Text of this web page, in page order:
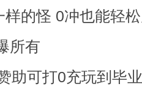
的怪 0冲也能轻
所有
助可打0充玩到毕